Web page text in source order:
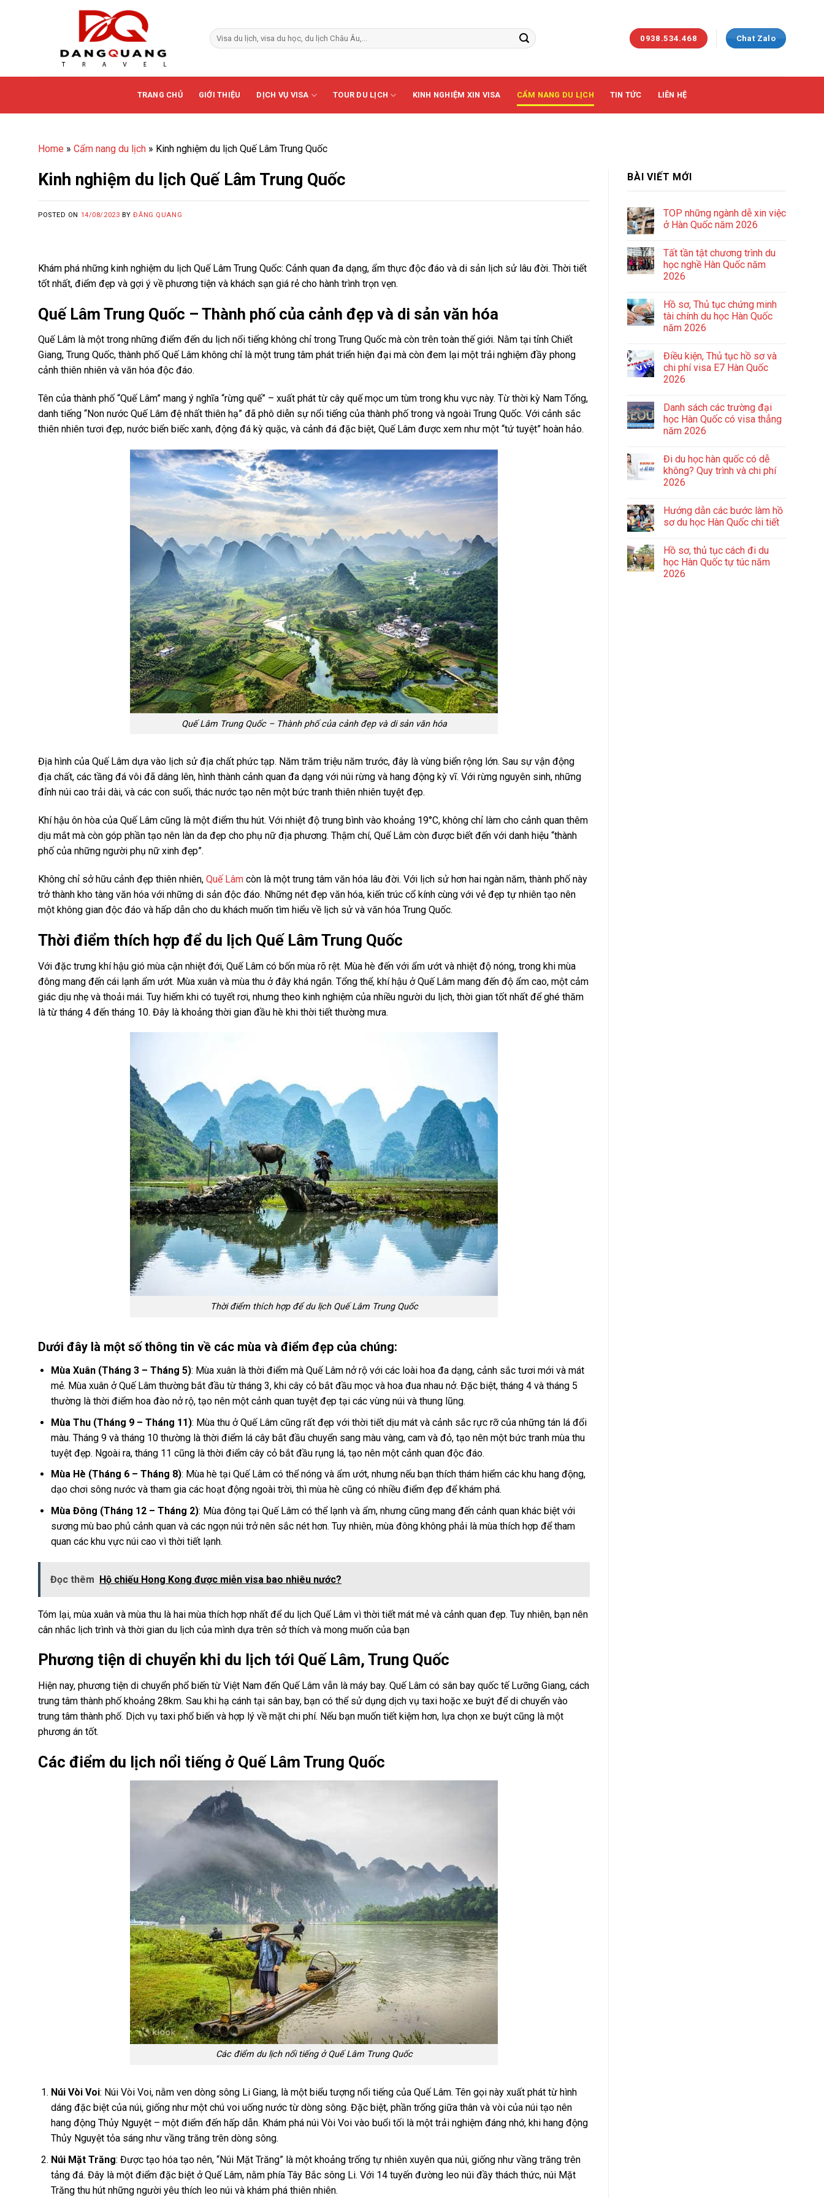
0938.534.468 Chat Zalo
TRANG CHỦ GIỚI THIỆU DỊCH VỤ VISA TOUR DU LỊCH KINH NGHIỆM XIN VISA CẨM NANG DU LỊCH TIN TỨC LIÊN HỆ
Home » Cẩm nang du lịch » Kinh nghiệm du lịch Quế Lâm Trung Quốc
Kinh nghiệm du lịch Quế Lâm Trung Quốc
POSTED ON 14/08/2023 BYĐĂNG QUANG
Khám phá những kinh nghiệm du lịch Quế Lâm Trung Quốc: Cảnh quan đa dạng, ẩm thực độc đáo và di sản lịch sử lâu đời. Thời tiết
tốt nhất, điểm đẹp và gợi ý về phương tiện và khách sạn giá rẻ cho hành trình trọn vẹn.
Quế Lâm Trung Quốc – Thành phố của cảnh đẹp và di sản văn hóa
Quế Lâm là một trong những điểm đến du lịch nổi tiếng không chỉ trong Trung Quốc mà còn trên toàn thế giới. Nằm tại tỉnh Chiết
Giang, Trung Quốc, thành phố Quế Lâm không chỉ là một trung tâm phát triển hiện đại mà còn đem lại một trải nghiệm đầy phong
cảnh thiên nhiên và văn hóa độc đáo.
Tên của thành phố “Quế Lâm” mang ý nghĩa “rừng quế” – xuất phát từ cây quế mọc um tùm trong khu vực này. Từ thời kỳ Nam Tống,
danh tiếng “Non nước Quế Lâm đệ nhất thiên hạ” đã phô diễn sự nổi tiếng của thành phố trong và ngoài Trung Quốc. Với cảnh sắc
thiên nhiên tươi đẹp, nước biển biếc xanh, động đá kỳ quặc, và cảnh đá đặc biệt, Quế Lâm được xem như một “tứ tuyệt” hoàn hảo.
Quế Lâm Trung Quốc – Thành phố của cảnh đẹp và di sản văn hóa
Địa hình của Quế Lâm dựa vào lịch sử địa chất phức tạp. Năm trăm triệu năm trước, đây là vùng biển rộng lớn. Sau sự vận động
địa chất, các tầng đá vôi đã dâng lên, hình thành cảnh quan đa dạng với núi rừng và hang động kỳ vĩ. Với rừng nguyên sinh, những
đỉnh núi cao trải dài, và các con suối, thác nước tạo nên một bức tranh thiên nhiên tuyệt đẹp.
Khí hậu ôn hòa của Quế Lâm cũng là một điểm thu hút. Với nhiệt độ trung bình vào khoảng 19°C, không chỉ làm cho cảnh quan thêm
dịu mắt mà còn góp phần tạo nên làn da đẹp cho phụ nữ địa phương. Thậm chí, Quế Lâm còn được biết đến với danh hiệu “thành
phố của những người phụ nữ xinh đẹp”.
Không chỉ sở hữu cảnh đẹp thiên nhiên, Quế Lâm còn là một trung tâm văn hóa lâu đời. Với lịch sử hơn hai ngàn năm, thành phố này
trở thành kho tàng văn hóa với những di sản độc đáo. Những nét đẹp văn hóa, kiến trúc cổ kính cùng với vẻ đẹp tự nhiên tạo nên
một không gian độc đáo và hấp dẫn cho du khách muốn tìm hiểu về lịch sử và văn hóa Trung Quốc.
Thời điểm thích hợp để du lịch Quế Lâm Trung Quốc
Với đặc trưng khí hậu gió mùa cận nhiệt đới, Quế Lâm có bốn mùa rõ rệt. Mùa hè đến với ẩm ướt và nhiệt độ nóng, trong khi mùa
đông mang đến cái lạnh ẩm ướt. Mùa xuân và mùa thu ở đây khá ngắn. Tổng thể, khí hậu ở Quế Lâm mang đến độ ẩm cao, một cảm
giác dịu nhẹ và thoải mái. Tuy hiếm khi có tuyết rơi, nhưng theo kinh nghiệm của nhiều người du lịch, thời gian tốt nhất để ghé thăm
là từ tháng 4 đến tháng 10. Đây là khoảng thời gian đầu hè khi thời tiết thường mưa.
Thời điểm thích hợp để du lịch Quế Lâm Trung Quốc
Dưới đây là một số thông tin về các mùa và điểm đẹp của chúng:
Mùa Xuân (Tháng 3 – Tháng 5): Mùa xuân là thời điểm mà Quế Lâm nở rộ với các loài hoa đa dạng, cảnh sắc tươi mới và mát
mẻ. Mùa xuân ở Quế Lâm thường bắt đầu từ tháng 3, khi cây cỏ bắt đầu mọc và hoa đua nhau nở. Đặc biệt, tháng 4 và tháng 5
thường là thời điểm hoa đào nở rộ, tạo nên một cảnh quan tuyệt đẹp tại các vùng núi và thung lũng.
Mùa Thu (Tháng 9 – Tháng 11): Mùa thu ở Quế Lâm cũng rất đẹp với thời tiết dịu mát và cảnh sắc rực rỡ của những tán lá đổi
màu. Tháng 9 và tháng 10 thường là thời điểm lá cây bắt đầu chuyển sang màu vàng, cam và đỏ, tạo nên một bức tranh mùa thu
tuyệt đẹp. Ngoài ra, tháng 11 cũng là thời điểm cây cỏ bắt đầu rụng lá, tạo nên một cảnh quan độc đáo.
Mùa Hè (Tháng 6 – Tháng 8): Mùa hè tại Quế Lâm có thể nóng và ẩm ướt, nhưng nếu bạn thích thám hiểm các khu hang động,
dạo chơi sông nước và tham gia các hoạt động ngoài trời, thì mùa hè cũng có nhiều điểm đẹp để khám phá.
Mùa Đông (Tháng 12 – Tháng 2): Mùa đông tại Quế Lâm có thể lạnh và ẩm, nhưng cũng mang đến cảnh quan khác biệt với
sương mù bao phủ cảnh quan và các ngọn núi trở nên sắc nét hơn. Tuy nhiên, mùa đông không phải là mùa thích hợp để tham
quan các khu vực núi cao vì thời tiết lạnh.
Đọc thêm Hộ chiếu Hong Kong được miễn visa bao nhiêu nước?
Tóm lại, mùa xuân và mùa thu là hai mùa thích hợp nhất để du lịch Quế Lâm vì thời tiết mát mẻ và cảnh quan đẹp. Tuy nhiên, bạn nên
cân nhắc lịch trình và thời gian du lịch của mình dựa trên sở thích và mong muốn của bạn
Phương tiện di chuyển khi du lịch tới Quế Lâm, Trung Quốc
Hiện nay, phương tiện di chuyển phổ biến từ Việt Nam đến Quế Lâm vẫn là máy bay. Quế Lâm có sân bay quốc tế Lưỡng Giang, cách
trung tâm thành phố khoảng 28km. Sau khi hạ cánh tại sân bay, bạn có thể sử dụng dịch vụ taxi hoặc xe buýt để di chuyển vào
trung tâm thành phố. Dịch vụ taxi phổ biến và hợp lý về mặt chi phí. Nếu bạn muốn tiết kiệm hơn, lựa chọn xe buýt cũng là một
phương án tốt.
Các điểm du lịch nổi tiếng ở Quế Lâm Trung Quốc
Các điểm du lịch nổi tiếng ở Quế Lâm Trung Quốc
Núi Vòi Voi: Núi Vòi Voi, nằm ven dòng sông Li Giang, là một biểu tượng nổi tiếng của Quế Lâm. Tên gọi này xuất phát từ hình
dáng đặc biệt của núi, giống như một chú voi uống nước từ dòng sông. Đặc biệt, phần trống giữa thân và vòi của núi tạo nên
hang động Thủy Nguyệt – một điểm đến hấp dẫn. Khám phá núi Vòi Voi vào buổi tối là một trải nghiệm đáng nhớ, khi hang động
Thủy Nguyệt tỏa sáng như vầng trăng trên dòng sông.
Núi Mặt Trăng: Được tạo hóa tạo nên, “Núi Mặt Trăng” là một khoảng trống tự nhiên xuyên qua núi, giống như vầng trăng trên
tảng đá. Đây là một điểm đặc biệt ở Quế Lâm, nằm phía Tây Bắc sông Li. Với 14 tuyến đường leo núi đầy thách thức, núi Mặt
Trăng thu hút những người yêu thích leo núi và khám phá thiên nhiên.
BÀI VIẾT MỚI
TOP những ngành dễ xin việc
ở Hàn Quốc năm 2026
Tất tần tật chương trình du
học nghề Hàn Quốc năm
2026
Hồ sơ, Thủ tục chứng minh
tài chính du học Hàn Quốc
năm 2026
Điều kiện, Thủ tục hồ sơ và
chi phí visa E7 Hàn Quốc
2026
Danh sách các trường đại
học Hàn Quốc có visa thẳng
năm 2026
Đi du học hàn quốc có dễ
không? Quy trình và chi phí
2026
Hướng dẫn các bước làm hồ
sơ du học Hàn Quốc chi tiết
Hồ sơ, thủ tục cách đi du
học Hàn Quốc tự túc năm
2026